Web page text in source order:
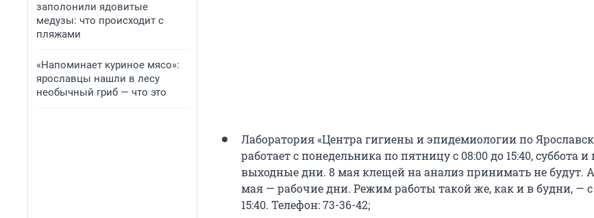
заполонили ядовитые
медузы: что происходит с
пляжами
«Напоминает куриное мясо»:
ярославцы нашли в лесу
необычный гриб — что это
Лаборатория «Центра гигиены и эпидемиологии по
работает с понедельника по пятницу с 08:00 до 15:40, суббота и
выходные дни. 8 мая клещей на анализ принимать не будут. А
мая — рабочие дни. Режим работы такой же, как и в будни, — с
15:40. Телефон: 73-36-42;